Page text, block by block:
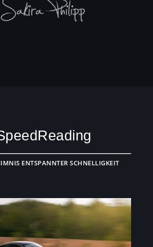
ENTSPANNTER SCHNELLIGKEIT